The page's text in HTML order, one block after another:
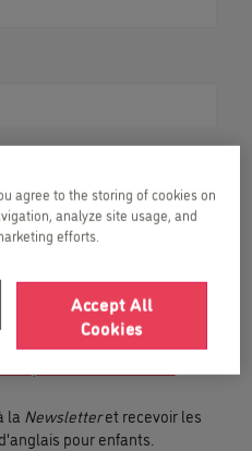
la Newsletteret recevoir les
pour enfants.
agree to the storing of cookies on
analyze site usage, and
efforts.
Accept All
Cookies